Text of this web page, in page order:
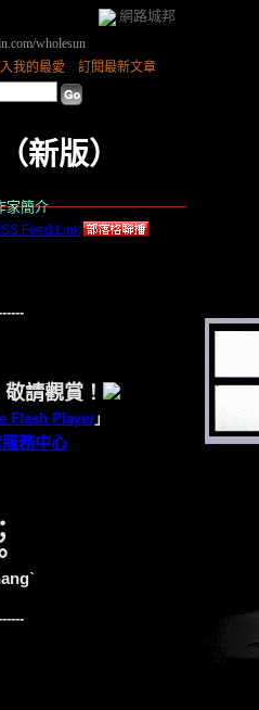
網路城邦
新版）
家簡介
我的最愛 訂閱最新文章
wholesun
請觀賞！
Flash Player」
務中心